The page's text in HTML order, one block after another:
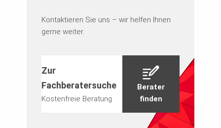
Kontaktieren Sie uns – wir helfen Ihnen
gerne weiter.
Zur
Fachberatersuche
Kostenfreie Beratung
Berater
finden